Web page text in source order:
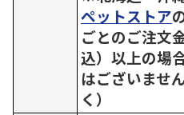
ペットストア
ごとのご注文
込）以上の場
はございませ
く）